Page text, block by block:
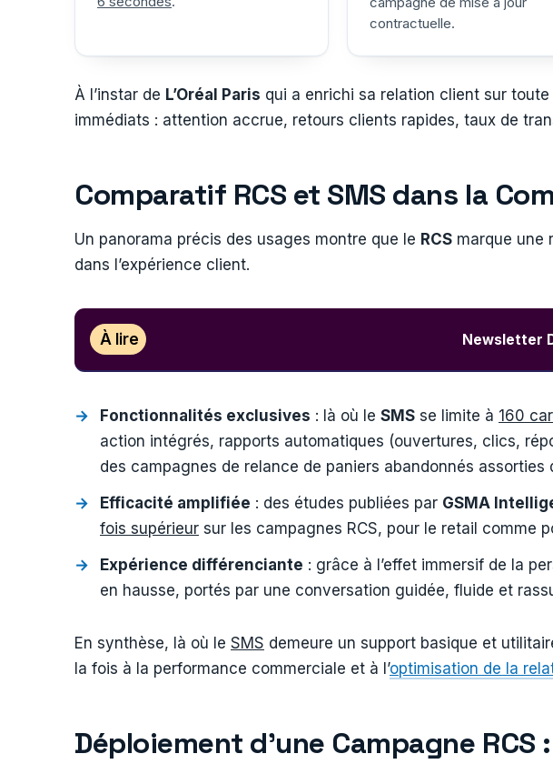
contractuelle.
À l’instar de L’Oréal Paris qui a enrichi sa relation client sur
immédiats : attention accrue, retours clients rapides, taux de
Comparatif RCS et SMS dans la
Un panorama précis des usages montre que le RCS marque une
dans l’expérience client.
À lire Newsletter
Fonctionnalités exclusives : là où le SMS se limite à 160
action intégrés, rapports automatiques (ouvertures, clics,
des campagnes de relance de paniers abandonnés assorties
Efficacité amplifiée : des études publiées par GSMA
fois supérieur sur les campagnes RCS, pour le retail comme
Expérience différenciante : grâce à l’effet immersif de la
en hausse, portés par une conversation guidée, fluide et
En synthèse, là où le SMS demeure un support basique et
la fois à la performance commerciale et à l’optimisation de la
Déploiement d’une Campagne